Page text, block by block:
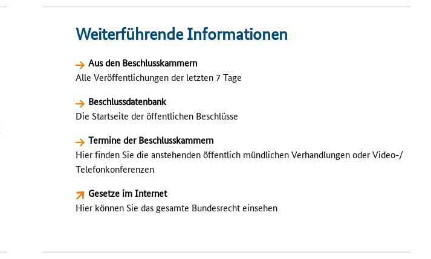
Weiterführende Informationen
Aus den Beschlusskammern
Alle Veröffentlichungen der letzten 7 Tage
Beschlussdatenbank
Die Startseite der öffentlichen Beschlüsse
Termine der Beschlusskammern
Hier finden Sie die anstehenden öffentlich mündlichen Verhandlungen oder Video-/
Telefonkonferenzen
Gesetze im Internet
Hier können Sie das gesamte Bundesrecht einsehen